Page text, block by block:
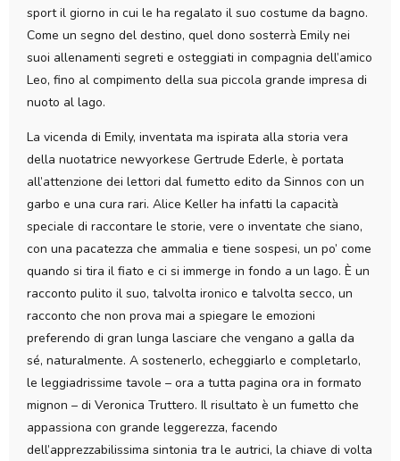
sport il giorno in cui le ha regalato il suo costume da bagno.
Come un segno del destino, quel dono sosterrà Emily nei
suoi allenamenti segreti e osteggiati in compagnia dell’amico
Leo, fino al compimento della sua piccola grande impresa di
nuoto al lago.
La vicenda di Emily, inventata ma ispirata alla storia vera
della nuotatrice newyorkese Gertrude Ederle, è portata
all’attenzione dei lettori dal fumetto edito da Sinnos con un
garbo e una cura rari. Alice Keller ha infatti la capacità
speciale di raccontare le storie, vere o inventate che siano,
con una pacatezza che ammalia e tiene sospesi, un po’ come
quando si tira il fiato e ci si immerge in fondo a un lago. È un
racconto pulito il suo, talvolta ironico e talvolta secco, un
racconto che non prova mai a spiegare le emozioni
preferendo di gran lunga lasciare che vengano a galla da
sé, naturalmente. A sostenerlo, echeggiarlo e completarlo,
le leggiadrissime tavole – ora a tutta pagina ora in formato
mignon – di Veronica Truttero. Il risultato è un fumetto che
appassiona con grande leggerezza, facendo
dell’apprezzabilissima sintonia tra le autrici, la chiave di volta